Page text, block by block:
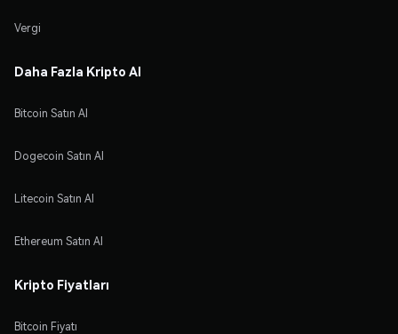
Vergi
Daha Fazla Kripto Al
Bitcoin Satın Al
Dogecoin Satın Al
Litecoin Satın Al
Ethereum Satın Al
Kripto Fiyatları
Bitcoin Fiyatı